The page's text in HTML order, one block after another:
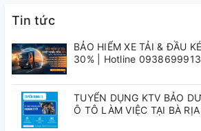
Tin tức
BẢO HIỂM XE TẢI & ĐẦU
30% | Hotline 0938699913
TUYỂN DỤNG KTV BẢO
Ô TÔ LÀM VIỆC TẠI BÀ